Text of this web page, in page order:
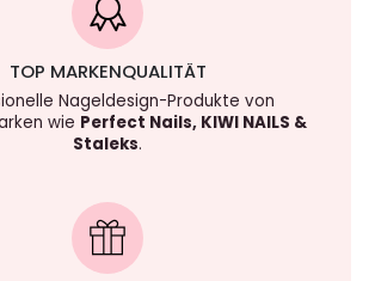
TOP MARKENQUALITÄT
Nageldesign-Produkte von
wie Perfect Nails, KIWI NAILS &
Staleks.